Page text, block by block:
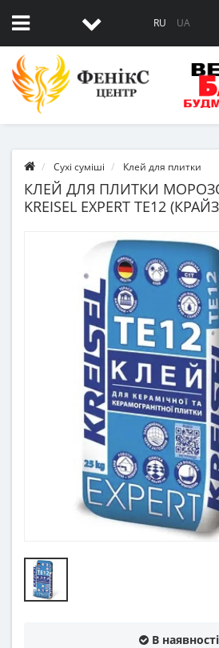
RU UA
Сухі суміші Клей для плитки
КЛЕЙ ДЛЯ ПЛИТКИ
KREISEL EXPERT TE12
В наявності